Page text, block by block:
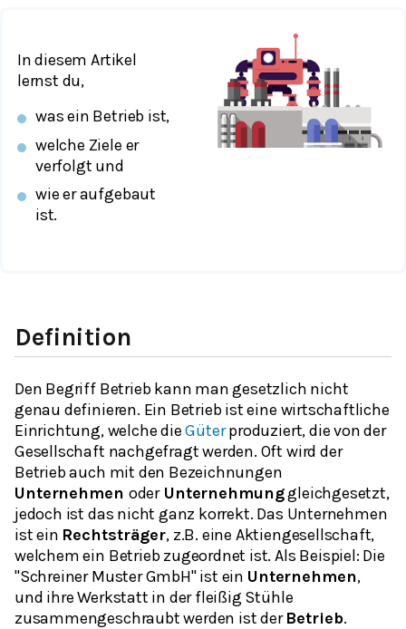
In diesem Artikel
lernst du,
was ein Betrieb ist,
welche Ziele er
verfolgt und
wie er aufgebaut
ist.
Definition
Den Begriff Betrieb kann man gesetzlich nicht
genau definieren. Ein Betrieb ist eine wirtschaftliche
Einrichtung, welche dieGüterproduziert, die von der
Gesellschaft nachgefragt werden. Oft wird der
Betrieb auch mit den Bezeichnungen
Unternehmen oderUnternehmunggleichgesetzt,
jedoch ist das nicht ganz korrekt. Das Unternehmen
ist ein Rechtsträger, z.B. eine Aktiengesellschaft,
welchem ein Betrieb zugeordnet ist. Als Beispiel: Die
"Schreiner Muster GmbH"ist ein Unternehmen,
und ihre Werkstatt in der fleißig Stühle
zusammengeschraubt werden ist derBetrieb.